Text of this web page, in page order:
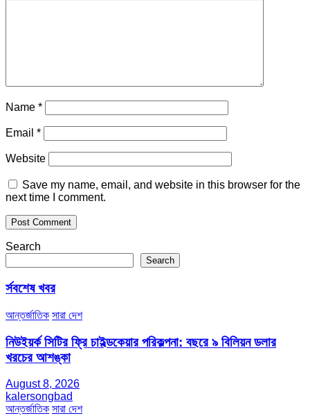
Name *
Email *
Website
Save my name, email, and website in this browser for the
next time I comment.
Search
Search
র্সবশেষ খবর
আন্তর্জাতিক সারা দেশ
নিউইয়র্ক সিটির ফ্রি চাইল্ডকেয়ার পরিকল্পনা: বছরে ৯ বিলিয়ন ডলার
খরচের আশঙ্কা
August 8, 2026
kalersongbad
আন্তর্জাতিক সারা দেশ